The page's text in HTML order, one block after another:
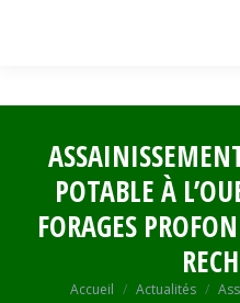
POTABLE À
FORAGES
Vous êtes ici :
Accueil Actualités